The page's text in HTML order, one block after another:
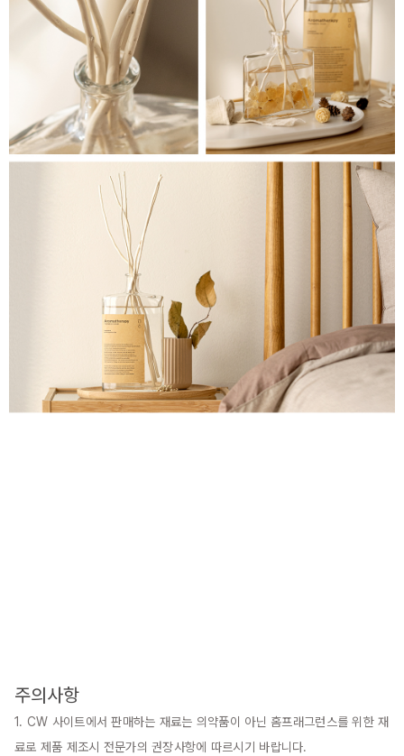
주의사항
1. CW 사이트에서 판매하는 재료는 의약품이 아닌 홈프래그런스를 위한 재
료로 제품 제조시 전문가의 권장사항에 따르시기 바랍니다.